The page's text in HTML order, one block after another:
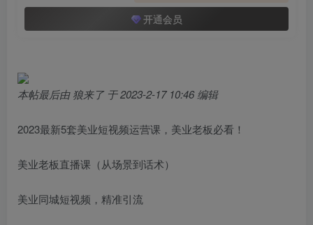
开通会员
本帖最后由 狼来了 于 2023-2-17 10:46 编辑
2023最新5套美业短视频运营课，美业老板必看！
美业老板直播课（从场景到话术）
美业同城短视频，精准引流